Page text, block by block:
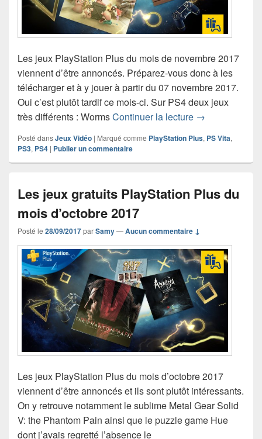
Les jeux PlayStation Plus du mois de novembre 2017
viennent d’être annoncés. Préparez-vous donc à les
télécharger et à y jouer à partir du 07 novembre 2017.
Oui c’est plutôt tardif ce mois-ci. Sur PS4 deux jeux
très différents : WormsContinuer la lecture Les jeux
→
Posté dansJeux Vidéo | Marqué comme PlayStation Plus, PS Vita,
PS3, PS4 | Publier un commentaire
Les jeux gratuits PlayStation Plus du
mois d’octobre 2017
Posté le 28/09/2017parSamy—Aucun commentaire ↓
Les jeux PlayStation Plus du mois d’octobre 2017
viennent d’être annoncés et ils sont plutôt intéressants.
On y retrouve notamment le sublime Metal Gear Solid
V: the Phantom Pain ainsi que le puzzle game Hue
dont j’avais regretté l’absence le